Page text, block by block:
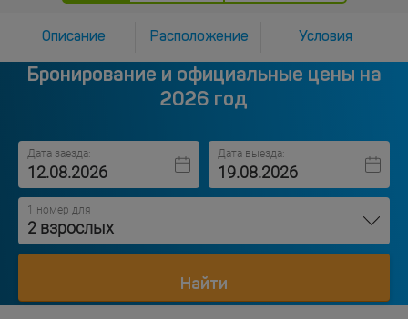
Описание Расположение Условия
Бронирование и официальные цены на
2026 год
Дата заезда: Дата выезда:
1 номер для
2 взрослых
Найти